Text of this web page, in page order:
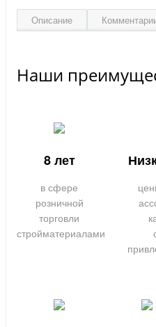
Описание
Наши
8 лет
в сфере
розничной
торговли
стройматериалами